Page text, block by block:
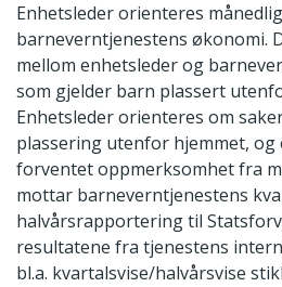
Enhetsleder orienteres
barneverntjenestens økonomi.
mellom enhetsleder og
som gjelder barn plassert
Enhetsleder orienteres om
plassering utenfor hjemmet, og
forventet oppmerksomhet fra
mottar barneverntjenestens
halvårsrapportering til
resultatene fra tjenestens
bl.a. kvartalsvise/halvårsvise